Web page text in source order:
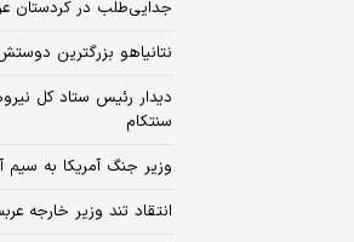
جدایی‌طلب در کردستان
نتانیاهو بزرگترین
دیدار رئیس ستاد کل
سنتکام
وزیر جنگ آمریکا به سیم
انتقاد تند وزیر خارجه